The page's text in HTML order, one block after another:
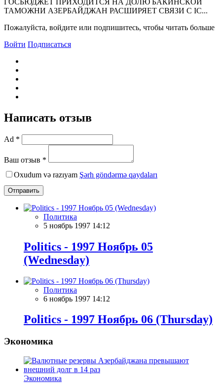
ГОСБЮДЖЕТ ПРИХОДИТСЯ НА ДОЛЮ БАКИНСКОЙ
ТАМОЖНИ АЗЕРБАЙДЖАН РАСШИРЯЕТ СВЯЗИ С IC...
Пожалуйста, войдите или подпишитесь, чтобы читать больше
Войти Подписаться
Написать отзыв
Ad *
Ваш отзыв *
Oxudum və razıyam Şərh göndərmə qaydaları
Отправить
Политика
5 ноябрь 1997 14:12
Politics - 1997 Ноябрь 05
(Wednesday)
Политика
6 ноябрь 1997 14:12
Politics - 1997 Ноябрь 06 (Thursday)
Экономика
Экономика